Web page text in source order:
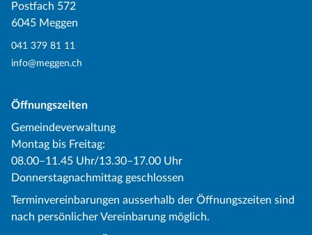
Postfach 572
6045 Meggen
041 379 81 11
info@meggen.ch
Öffnungszeiten
Gemeindeverwaltung
Montag bis Freitag:
08.00–11.45 Uhr/13.30–17.00 Uhr
Donnerstagnachmittag geschlossen
Terminvereinbarungen ausserhalb der Öffnungszeiten sind
nach persönlicher Vereinbarung möglich.